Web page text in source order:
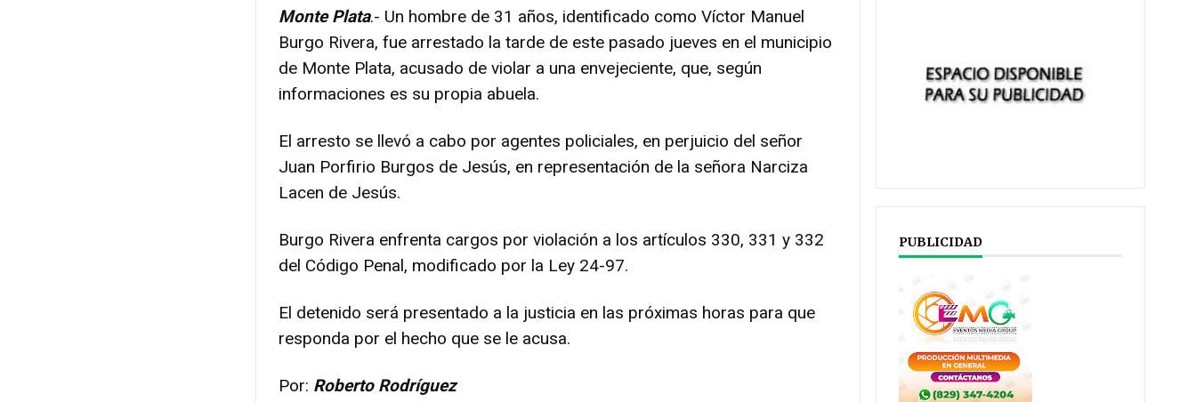
Monte Plata.- Un hombre de 31 años, identificado como Víctor Manuel
Burgo Rivera, fue arrestado la tarde de este pasado jueves en el municipio
de Monte Plata, acusado de violar a una envejeciente, que, según
informaciones es su propia abuela.
El arresto se llevó a cabo por agentes policiales, en perjuicio del señor
Juan Porfirio Burgos de Jesús, en representación de la señora Narciza
Lacen de Jesús.
Burgo Rivera enfrenta cargos por violación a los artículos 330, 331 y 332
del Código Penal, modificado por la Ley 24-97.
El detenido será presentado a la justicia en las próximas horas para que
responda por el hecho que se le acusa.
Por: Roberto Rodríguez
PUBLICIDAD